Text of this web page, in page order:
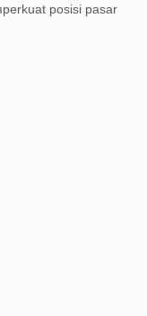
posisi pasar